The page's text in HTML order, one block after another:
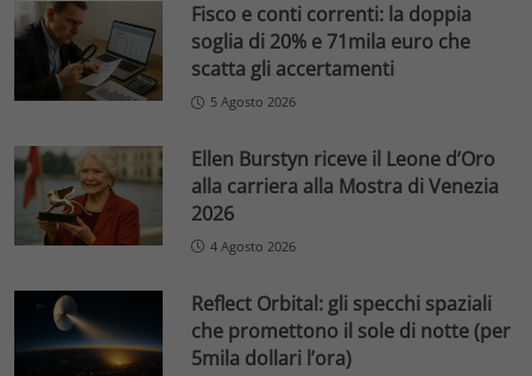
Fisco e conti correnti: la doppia
soglia di 20% e 71mila euro che
scatta gli accertamenti
5 Agosto 2026
Ellen Burstyn riceve il Leone d’Oro
alla carriera alla Mostra di Venezia
2026
4 Agosto 2026
Reflect Orbital: gli specchi spaziali
che promettono il sole di notte (per
5mila dollari l’ora)